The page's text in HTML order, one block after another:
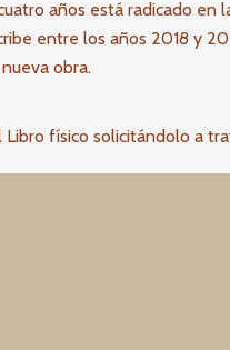
años está radicado en
entre los años 2018 y
obra.
Libro físico solicitándolo a